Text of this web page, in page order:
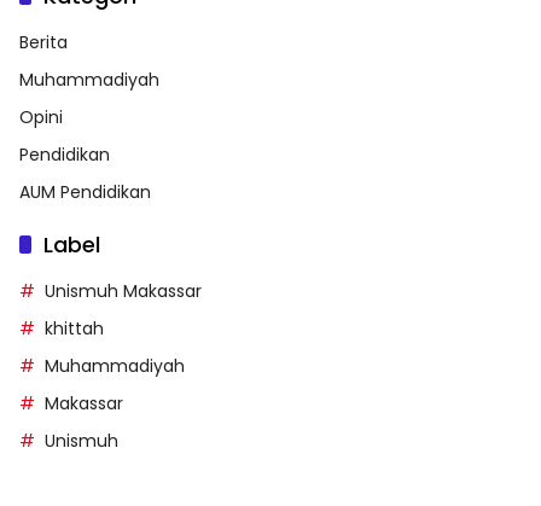
Berita
Muhammadiyah
Opini
Pendidikan
AUM Pendidikan
Label
Unismuh Makassar
khittah
Muhammadiyah
Makassar
Unismuh